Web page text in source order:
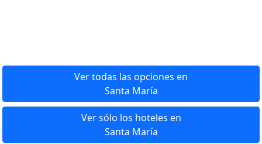
Ver todas las opciones en
Santa María
Ver sólo los hoteles en
Santa María